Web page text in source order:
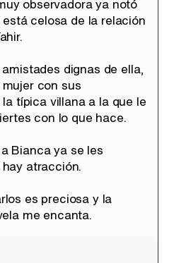
observadora ya notó
celosa de la relación
dignas de ella,
con sus
típica villana a la que le
con lo que hace.
Bianca ya se les
atracción.
es preciosa y la
me encanta.